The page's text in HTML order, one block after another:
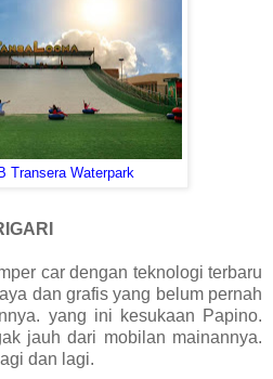
Transera Waterpark
car dengan teknologi terbaru
dan grafis yang belum pernah
yang ini kesukaan Papino.
jauh dari mobilan mainannya.
dan lagi.